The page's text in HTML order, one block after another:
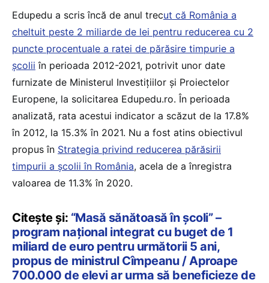
Edupedu a scris încă de anul trecut că România a
cheltuit peste 2 miliarde de lei pentru reducerea cu 2
puncte procentuale a ratei de părăsire timpurie a
școlii în perioada 2012-2021, potrivit unor date
furnizate de Ministerul Investițiilor și Proiectelor
Europene, la solicitarea Edupedu.ro. În perioada
analizată, rata acestui indicator a scăzut de la 17.8%
în 2012, la 15.3% în 2021. Nu a fost atins obiectivul
propus în Strategia privind reducerea părăsirii
timpurii a școlii în România, acela de a înregistra
valoarea de 11.3% în 2020.
Citește și: “Masă sănătoasă în școli” –
program național integrat cu buget de 1
miliard de euro pentru următorii 5 ani,
propus de ministrul Cîmpeanu / Aproape
700.000 de elevi ar urma să beneficieze de